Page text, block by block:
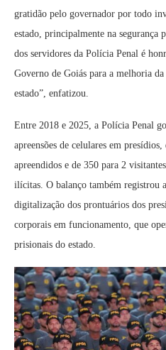
gratidão pelo governador por todo
estado, principalmente na
dos servidores da Polícia Penal é
Governo de Goiás para a melhoria
estado”, enfatizou.
Entre 2018 e 2025, a Polícia Penal
apreensões de celulares em
apreendidos e de 350 para 2
ilícitas. O balanço também registrou
digitalização dos prontuários dos
corporais em funcionamento, que
prisionais do estado.